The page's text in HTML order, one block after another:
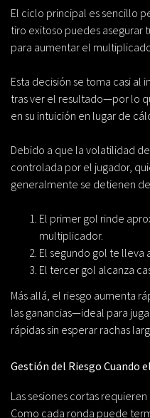
El ciclo principal es sencillo
tiro exitoso puedes asegurar
para aumentar el
Esta decisión se toma casi
tras ver el resultado—por lo
en su intuición en lugar de
Debido a que la volatilidad
controlada por el jugador,
generalmente se detienen
El primer gol rinde
multiplicador.
El segundo gol te lleva
El tercer gol alcanza
Más allá, el riesgo aumenta
las ganancias—ideal para
rápidas sin esperar rachas
Gestión del Riesgo Cuando
Las sesiones cortas
Como cada ronda puede